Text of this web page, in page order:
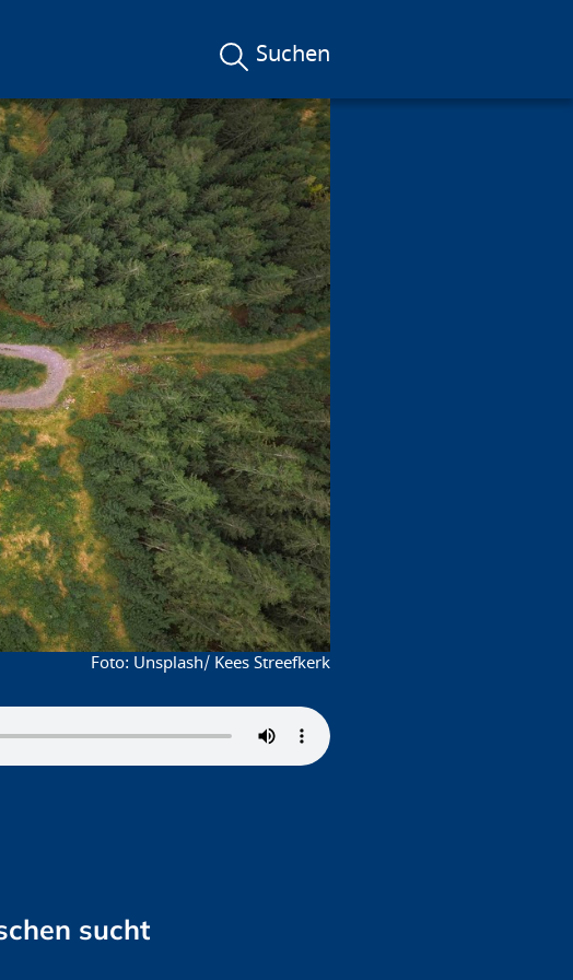
Suchen
Unsplash/ Kees Streefkerk
sucht